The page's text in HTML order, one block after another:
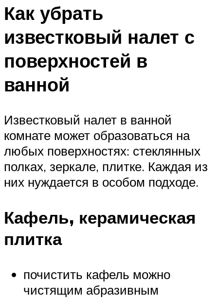
Как убрать
известковый налет с
поверхностей в
ванной
Известковый налет в ванной
комнате может образоваться на
любых поверхностях: стеклянных
полках, зеркале, плитке. Каждая из
них нуждается в особом подходе.
Кафель, керамическая
плитка
почистить кафель можно
чистящим абразивным